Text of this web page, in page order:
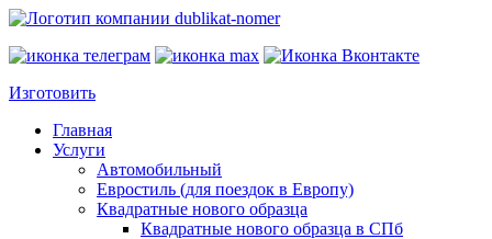
Изготовить
Главная
Услуги
Автомобильный
Евростиль (для поездок в Европу)
Квадратные нового образца
Квадратные нового образца в СПб